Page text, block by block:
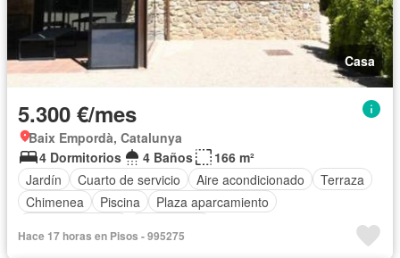
Casa
5.300 €/mes
Baix Empordà, Catalunya
4 Dormitorios
4 Baños
166 m²
Jardín
Cuarto de servicio Aire acondicionado
Terraza
Chimenea
Piscina
Plaza aparcamiento
Hace 17 horas en Pisos - 995275